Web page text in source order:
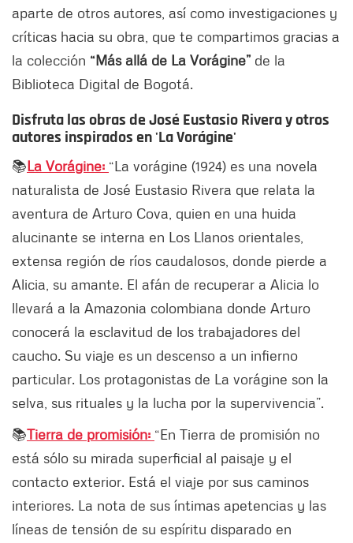
aparte de otros autores, así como investigaciones y
críticas hacia su obra, que te compartimos gracias a
la colección “Más allá de La Vorágine” de la
Biblioteca Digital de Bogotá.
Disfruta las obras de José Eustasio Rivera y otros
autores inspirados en 'La Vorágine'
📚La Vorágine: “La vorágine (1924) es una novela
naturalista de José Eustasio Rivera que relata la
aventura de Arturo Cova, quien en una huida
alucinante se interna en Los Llanos orientales,
extensa región de ríos caudalosos, donde pierde a
Alicia, su amante. El afán de recuperar a Alicia lo
llevará a la Amazonia colombiana donde Arturo
conocerá la esclavitud de los trabajadores del
caucho. Su viaje es un descenso a un infierno
particular. Los protagonistas de La vorágine son la
selva, sus rituales y la lucha por la supervivencia”.
📚Tierra de promisión: “En Tierra de promisión no
está sólo su mirada superficial al paisaje y el
contacto exterior. Está el viaje por sus caminos
interiores. La nota de sus íntimas apetencias y las
líneas de tensión de su espíritu disparado en